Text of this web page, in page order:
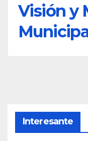
Visión y
Interesante